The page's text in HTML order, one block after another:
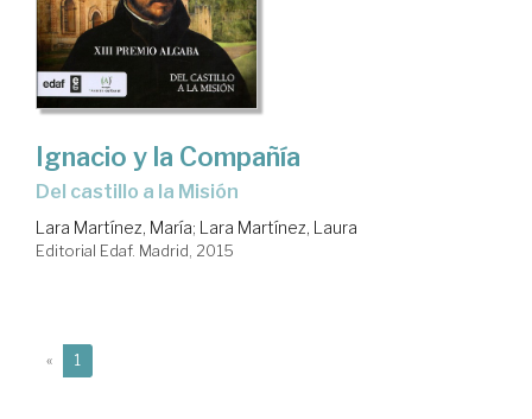
Ignacio y la Compañía
del castillo a la Misión
Lara Martínez, María; Lara Martínez, Laura
Editorial Edaf. Madrid, 2015
« 1